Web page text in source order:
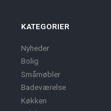
KATEGORIER
Nyheder
Bolig
Småmøbler
Badeværelse
Køkken